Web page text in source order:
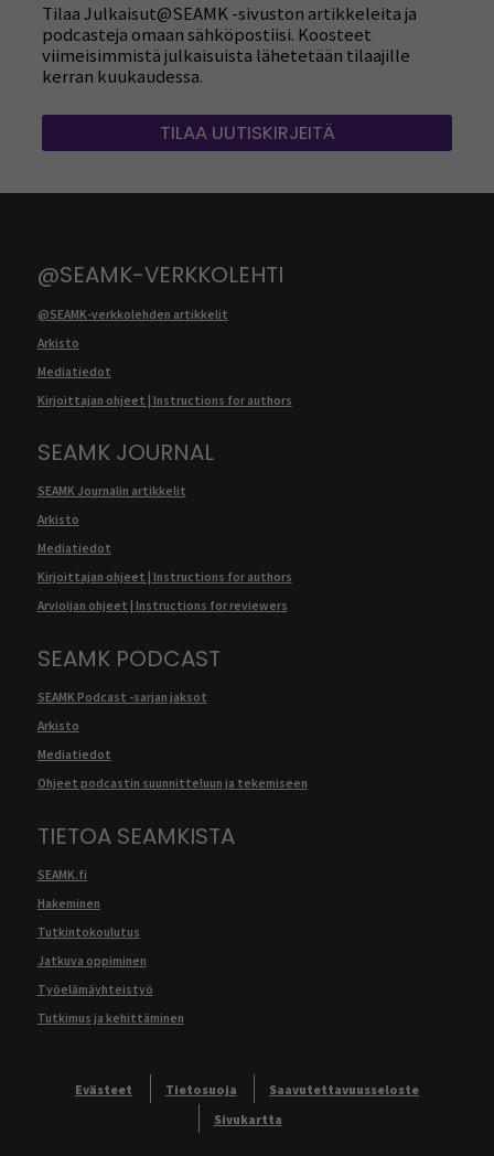
Tilaa Julkaisut@SEAMK -sivuston artikkeleita ja
podcasteja omaan sähköpostiisi. Koosteet
viimeisimmistä julkaisuista lähetetään tilaajille
kerran kuukaudessa.
TILAA UUTISKIRJEITÄ
@SEAMK-VERKKOLEHTI
@SEAMK-verkkolehden artikkelit
Arkisto
Mediatiedot
Kirjoittajan ohjeet | Instructions for authors
SEAMK JOURNAL
SEAMK Journalin artikkelit
Arkisto
Mediatiedot
Kirjoittajan ohjeet | Instructions for authors
Arvioijan ohjeet | Instructions for reviewers
SEAMK PODCAST
SEAMK Podcast -sarjan jaksot
Arkisto
Mediatiedot
Ohjeet podcastin suunnitteluun ja tekemiseen
TIETOA SEAMKISTA
SEAMK.fi
Hakeminen
Tutkintokoulutus
Jatkuva oppiminen
Työelämäyhteistyö
Tutkimus ja kehittäminen
Evästeet Tietosuoja
Saavutettavuusseloste
Sivukartta